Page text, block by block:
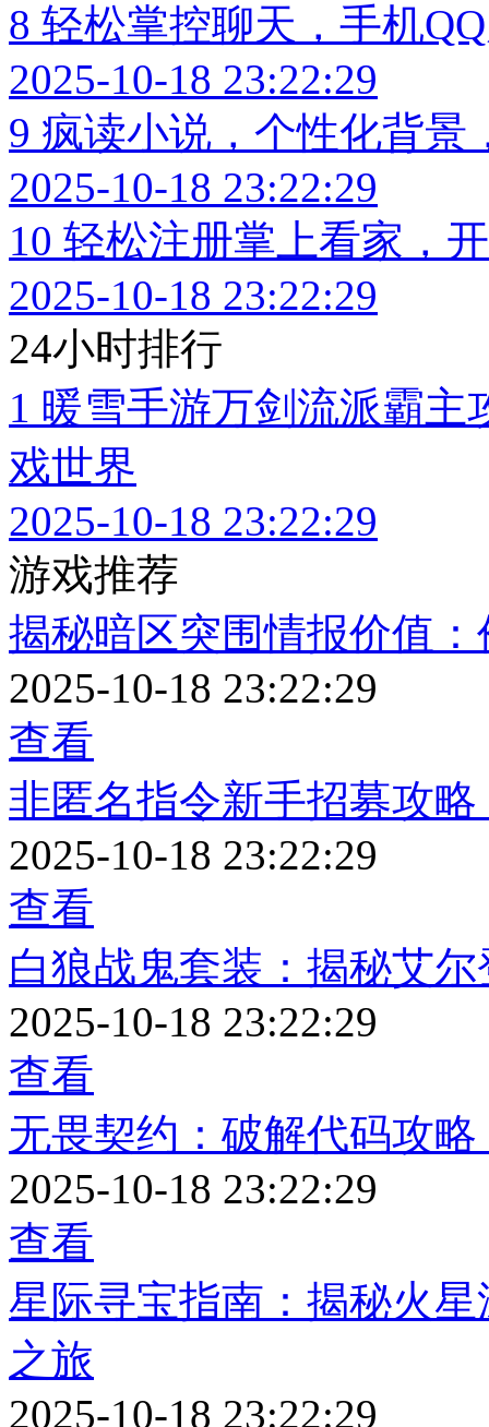
8 轻松掌控聊天，手机
2025-10-18 23:22:29
9 疯读小说，个性化背景
2025-10-18 23:22:29
10 轻松注册掌上看家，
2025-10-18 23:22:29
24小时排行
1 暖雪手游万剑流派霸主
戏世界
2025-10-18 23:22:29
游戏推荐
揭秘暗区突围情报价值
2025-10-18 23:22:29
查看
非匿名指令新手招募攻
2025-10-18 23:22:29
查看
白狼战鬼套装：揭秘艾
2025-10-18 23:22:29
查看
无畏契约：破解代码攻
2025-10-18 23:22:29
查看
星际寻宝指南：揭秘火
之旅
2025-10-18 23:22:29